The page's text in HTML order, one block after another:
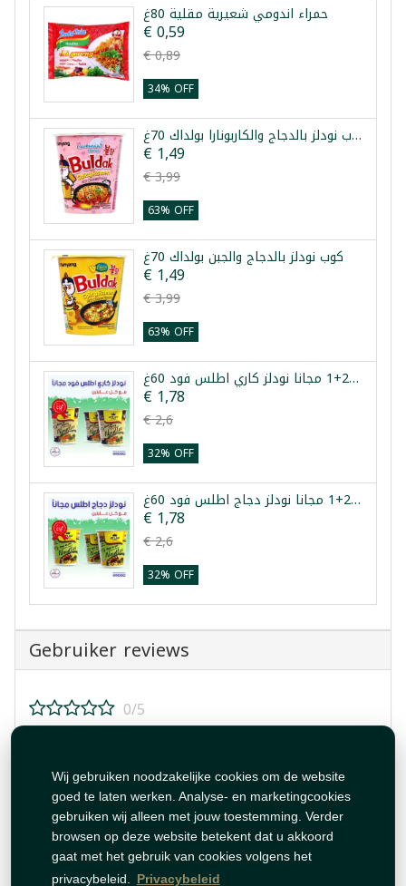
Wij gebruiken noodzakelijke cookies om de website
goed te laten werken. Analyse- en marketingcookies
gebruiken wij alleen met jouw toestemming. Verder
browsen op deze website betekent dat u akkoord
gaat met het gebruik van cookies volgens het
privacybeleid. Privacybeleid
حمراء اندومي شعيرية مقلية 80غ
€ 0,59
€ 0,89
34% OFF
كوب نودلز بالدجاج والكاربونارا بولداك 70غ
€ 1,49
€ 3,99
63% OFF
كوب نودلز بالدجاج والجبن بولداك 70غ
€ 1,49
€ 3,99
63% OFF
عرض 2+1 مجانا نودلز كاري اطلس فود 60غ
€ 1,78
€ 2,6
32% OFF
عرض 2+1 مجانا نودلز دجاج اطلس فود 60غ
€ 1,78
€ 2,6
32% OFF
Gebruiker reviews
0/5
Beoordeling plaatsen